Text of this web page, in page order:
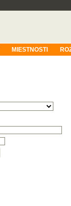
MIESTNOSTI